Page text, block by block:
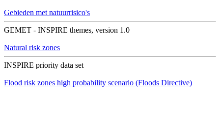
Gebieden met natuurrisico's
GEMET - INSPIRE themes, version 1.0
Natural risk zones
INSPIRE priority data set
Flood risk zones high probability scenario (Floods Directive)